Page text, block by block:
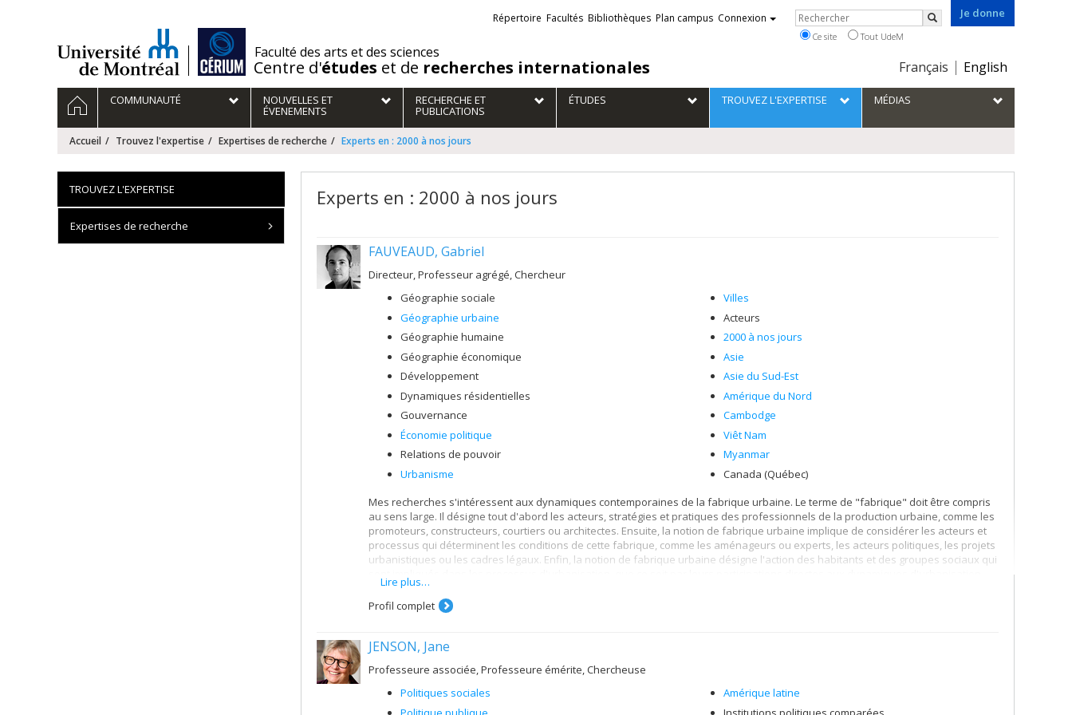
Faculté des arts et des sciences
Centre d'études et de recherches internationales
Je donne
Choix
la
langue
Français English
Liens
externes
Répertoire Facultés Bibliothèques Plan campus Connexion Rechercher
Rechercher
Ce site Tout UdeM
Navigation
principale
ACCUEILCOMMUNAUTÉ NOUVELLES ET
ÉVENEMENTS
RECHERCHE ET
PUBLICATIONS
ÉTUDES TROUVEZ L'EXPERTISE MÉDIAS
Accueil Trouvez l'expertise Expertises de recherche Experts en : 2000 à nos jours
Experts en : 2000 à nos jours
FAUVEAUD, Gabriel
Directeur, Professeur agrégé, Chercheur
Géographie sociale
Géographie urbaine
Géographie humaine
Géographie économique
Développement
Dynamiques résidentielles
Gouvernance
Économie politique
Relations de pouvoir
Urbanisme
Villes
Acteurs
2000 à nos jours
Asie
Asie du Sud-Est
Amérique du Nord
Cambodge
Viêt Nam
Myanmar
Canada (Québec)
Mes recherches s'intéressent aux dynamiques contemporaines de la fabrique urbaine. Le terme de "fabrique" doit être compris
au sens large. Il désigne tout d'abord les acteurs, stratégies et pratiques des professionnels de la production urbaine, comme les
promoteurs, constructeurs, courtiers ou architectes. Ensuite, la notion de fabrique urbaine implique de considérer les acteurs et
processus qui déterminent les conditions de cette fabrique, comme les aménageurs ou experts, les acteurs politiques, les projets
urbanistiques ou les cadres légaux. Enfin, la notion de fabrique urbaine désigne l'action des habitants et des groupes sociaux qui
(stratégies résidentielles par exemple), ou encore par leurs appropriations des espaces et des projets urbains produits.
Cette mise en lumière des mécanismes de la fabrique urbaine me permet de mieux comprendre les logiques d'exclusion et de
encore des stratégies économiques et d'accumulation du capital, je m'attache à identifier et à comprendre les inégalités d'accès
aux ressources urbaines, ainsi que les mécanismes exacerbant les inégalités socio-spatiales. Mes recherches s'inscrivent ainsi à
la croisée de nombreux champs de recherche, comme ceux des études urbaines, de la géographie sociale et de l'économie
Mes travaux s'intéressent particulièrement aux espaces urbains du Sud Global. Mes terrains de recherche actuels se situent
Lire plus…
Profil complet
JENSON, Jane
Professeure associée, Professeure émérite, Chercheuse
Politiques sociales
Amérique latine
TROUVEZ L'EXPERTISE
Expertises de recherche